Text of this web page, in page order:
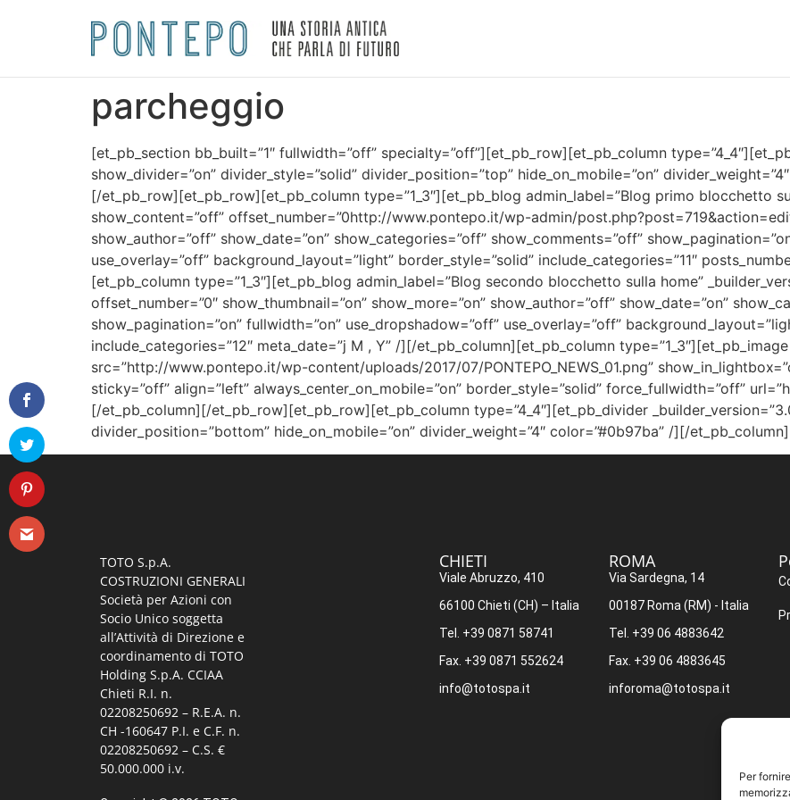
Per
parcheggio
[et_pb_section bb_built=”1″ fullwidth=”off” specialty=”off”][et_pb_row][et_pb_column
show_divider=”on” divider_style=”solid” divider_position=”top” hide_on_mobile=”on”
[/et_pb_row][et_pb_row][et_pb_column type=”1_3″][et_pb_blog admin_label=”Blog primo blocchetto
show_content=”off” offset_number=”0http://www.pontepo.it/wp-admin/
show_author=”off” show_date=”on” show_categories=”off” show_comments=”off”
use_overlay=”off” background_layout=”light” border_style=”solid” include_categories=”11″
[et_pb_column type=”1_3″][et_pb_blog admin_label=”Blog secondo blocchetto sulla home”
offset_number=”0″ show_thumbnail=”on” show_more=”on” show_author=”off” show_date=”on”
show_pagination=”on” fullwidth=”on” use_dropshadow=”off” use_overlay=”off”
include_categories=”12″ meta_date=”j M , Y” /][/et_pb_column][et_pb_column
src=”http://www.pontepo.it/wp-content/uploads/2017/07/PONTEPO_NEWS_01.png”
sticky=”off” align=”left” always_center_on_mobile=”on” border_style=”solid” force_fullwidth=”off”
[/et_pb_column][/et_pb_row][et_pb_row][et_pb_column type=”4_4″][et_pb_divider
divider_position=”bottom” hide_on_mobile=”on” divider_weight=”4″ color=”#0b97ba” /][/
TOTO S.p.A.
COSTRUZIONI GENERALI
Società per Azioni con
Socio Unico soggetta
all’Attività di Direzione e
coordinamento di TOTO
Holding S.p.A. CCIAA
Chieti R.I. n.
02208250692 – R.E.A. n.
CH -160647 P.I. e C.F. n.
02208250692 – C.S. €
50.000.000 i.v.
CHIETI​
Viale Abruzzo, 410
66100 Chieti (CH) – Italia
Tel. +39 0871 58741
Fax. +39 0871 552624
info@totospa.it
ROMA​
Via Sardegna, 14
00187 Roma (RM) - Italia
Tel. +39 06 4883642
Fax. +39 06 4883645
inforoma@totospa.it